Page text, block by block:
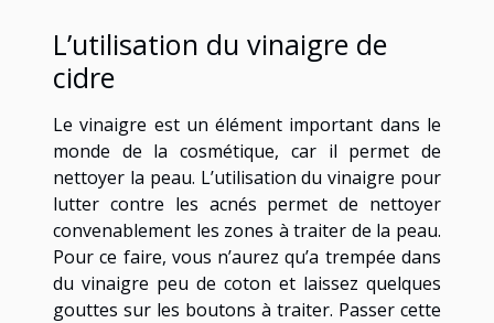
L’utilisation du vinaigre de
cidre
Le vinaigre est un élément important dans le
monde de la cosmétique, car il permet de
nettoyer la peau. L’utilisation du vinaigre pour
lutter contre les acnés permet de nettoyer
convenablement les zones à traiter de la peau.
Pour ce faire, vous n’aurez qu’a trempée dans
du vinaigre peu de coton et laissez quelques
gouttes sur les boutons à traiter. Passer cette